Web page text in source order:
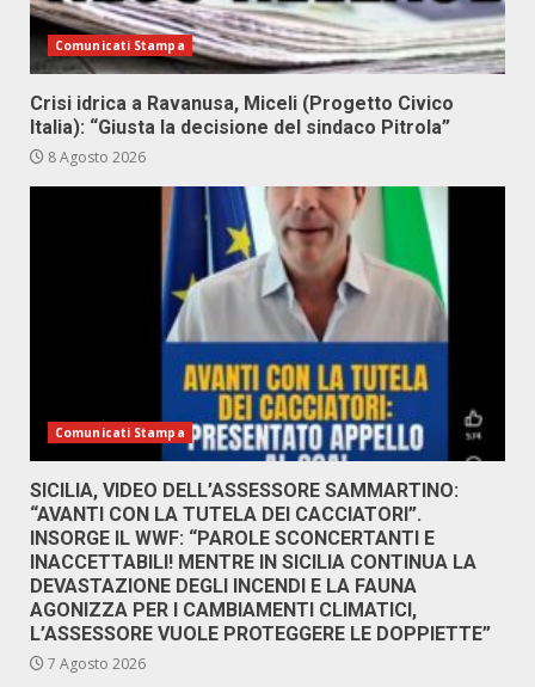
Comunicati Stampa
Crisi idrica a Ravanusa, Miceli (Progetto Civico
Italia): “Giusta la decisione del sindaco Pitrola”
8 Agosto 2026
Comunicati Stampa
SICILIA, VIDEO DELL’ASSESSORE SAMMARTINO:
“AVANTI CON LA TUTELA DEI CACCIATORI”.
INSORGE IL WWF: “PAROLE SCONCERTANTI E
INACCETTABILI! MENTRE IN SICILIA CONTINUA LA
DEVASTAZIONE DEGLI INCENDI E LA FAUNA
AGONIZZA PER I CAMBIAMENTI CLIMATICI,
L’ASSESSORE VUOLE PROTEGGERE LE DOPPIETTE”
7 Agosto 2026